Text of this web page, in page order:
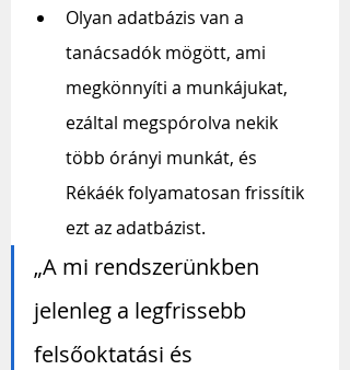
Olyan adatbázis van a
tanácsadók mögött, ami
megkönnyíti a munkájukat,
ezáltal megspórolva nekik
több órányi munkát, és
Rékáék folyamatosan frissítik
ezt az adatbázist.
„A mi rendszerünkben
jelenleg a legfrissebb
felsőoktatási és